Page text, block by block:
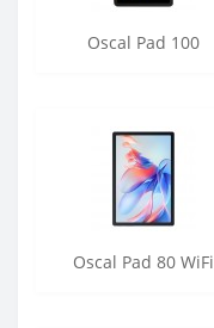
Oscal Pad 100
Oscal Pad 80 WiFi